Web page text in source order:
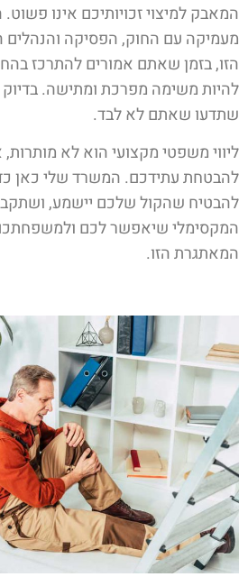
המאבק למיצוי זכויותיכם אינו
מעמיקה עם החוק, הפסיקה והנהלים
הזו, בזמן שאתם אמורים להתרכז
להיות משימה מפרכת ומתישה.
שתדעו שאתם לא לבד.
ליווי משפטי מקצועי הוא לא
להבטחת עתידכם. המשרד שלי כאן
להבטיח שהקול שלכם יישמע,
המקסימלי שיאפשר לכם
המאתגרת הזו.